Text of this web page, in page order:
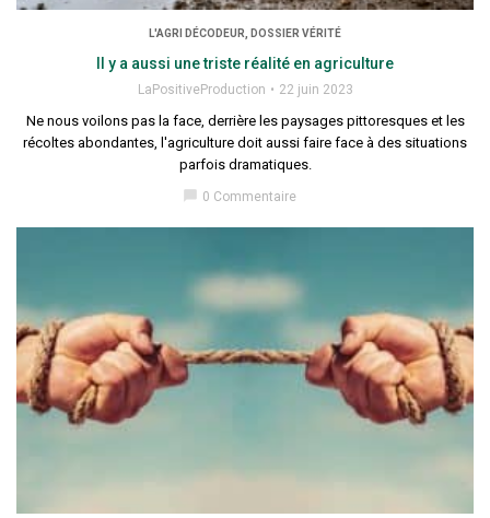
L'AGRI DÉCODEUR, DOSSIER VÉRITÉ
Il y a aussi une triste réalité en agriculture
LaPositiveProduction 22 juin 2023
Ne nous voilons pas la face, derrière les paysages pittoresques et les
récoltes abondantes, l'agriculture doit aussi faire face à des situations
parfois dramatiques.
chat_bubble 0 Commentaire